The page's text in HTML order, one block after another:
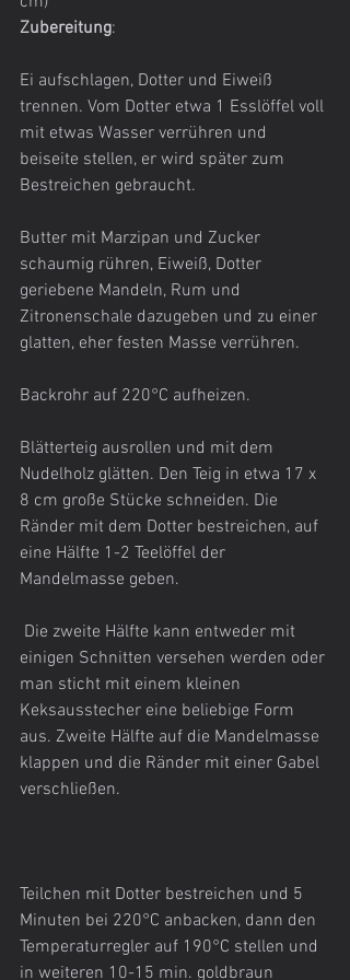
Zubereitung:
Ei aufschlagen, Dotter und Eiweiß
trennen. Vom Dotter etwa 1 Esslöffel voll
mit etwas Wasser verrühren und
beiseite stellen, er wird später zum
Bestreichen gebraucht.
Butter mit Marzipan und Zucker
schaumig rühren, Eiweiß, Dotter
geriebene Mandeln, Rum und
Zitronenschale dazugeben und zu einer
glatten, eher festen Masse verrühren.
Backrohr auf 220°C aufheizen.
Blätterteig ausrollen und mit dem
Nudelholz glätten. Den Teig in etwa 17 x
8 cm große Stücke schneiden. Die
Ränder mit dem Dotter bestreichen, auf
eine Hälfte 1-2 Teelöffel der
Mandelmasse geben.
einigen Schnitten versehen werden oder
man sticht mit einem kleinen
Keksausstecher eine beliebige Form
aus. Zweite Hälfte auf die Mandelmasse
klappen und die Ränder mit einer Gabel
verschließen.
Teilchen mit Dotter bestreichen und 5
Minuten bei 220°C anbacken, dann den
Temperaturregler auf 190°C stellen und
in weiteren 10-15 min. goldbraun